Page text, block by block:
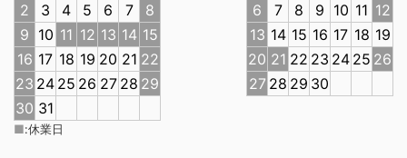
2
3 4 5 6 7
8
9 10 11 12 13 14 15
16 17 18 19 20 21 22
23 24 25 26 27 28 29
30 31
6
7 8 9 10 11 12
13 14 15 16 17 18 19
20 21 22 23 24 25 26
27 28 29 30
■:休業日